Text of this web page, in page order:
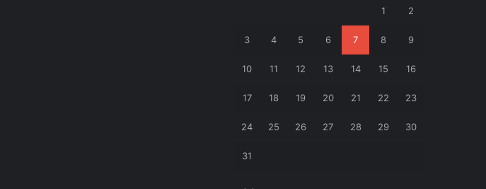
1 2
3 4 5 6 7 8 9
10 11 12 13 14 15 16
17 18 19 20 21 22 23
24 25 26 27 28 29 30
31